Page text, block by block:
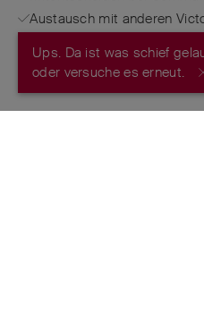
Ups. Da ist was schief
oder versuche es erneut.
Austausch mit anderen
JETZT